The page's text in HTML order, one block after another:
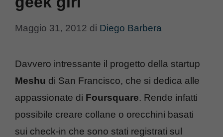
Maggio 31, 2012 di Diego Barbera
Davvero intressante il progetto della startup
Meshu di San Francisco, che si dedica alle
appassionate di Foursquare. Rende infatti
possibile creare collane o orecchini basati
sui check-in che sono stati registrati sul